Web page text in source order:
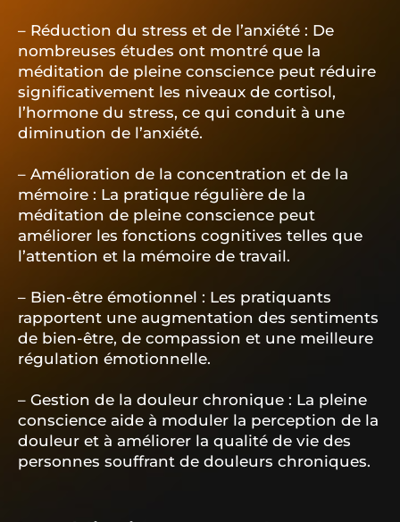
– Réduction du stress et de l’anxiété : De
nombreuses études ont montré que la
méditation de pleine conscience peut réduire
significativement les niveaux de cortisol,
l’hormone du stress, ce qui conduit à une
diminution de l’anxiété.
– Amélioration de la concentration et de la
mémoire : La pratique régulière de la
méditation de pleine conscience peut
améliorer les fonctions cognitives telles que
l’attention et la mémoire de travail.
– Bien-être émotionnel : Les pratiquants
rapportent une augmentation des sentiments
de bien-être, de compassion et une meilleure
régulation émotionnelle.
– Gestion de la douleur chronique : La pleine
conscience aide à moduler la perception de la
douleur et à améliorer la qualité de vie des
personnes souffrant de douleurs chroniques.